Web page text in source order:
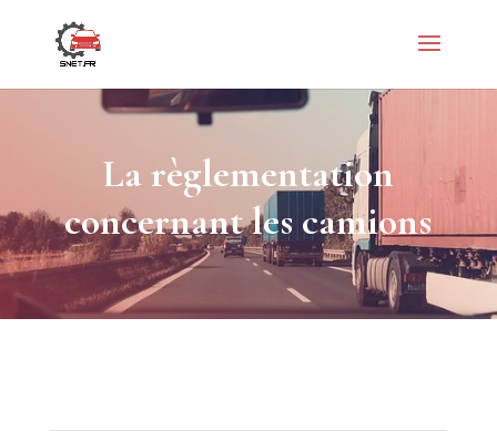
La règlementation
concernant les camions